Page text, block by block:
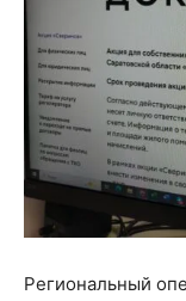
Региональный